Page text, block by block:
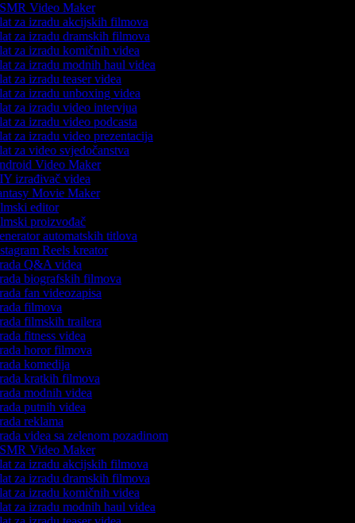
Video Maker
za izradu akcijskih filmova
za izradu dramskih filmova
za izradu komičnih videa
za izradu modnih haul videa
za izradu teaser videa
za izradu unboxing videa
za izradu video intervjua
za izradu video podcasta
za izradu video prezentacija
za video svjedočanstva
Video Maker
izrađivač videa
Movie Maker
editor
proizvođač
automatskih titlova
Reels kreator
Q&A videa
biografskih filmova
fan videozapisa
filmova
filmskih trailera
fitness videa
horor filmova
komedija
kratkih filmova
modnih videa
putnih videa
reklama
videa sa zelenom pozadinom
Video Maker
za izradu akcijskih filmova
za izradu dramskih filmova
za izradu komičnih videa
za izradu modnih haul videa